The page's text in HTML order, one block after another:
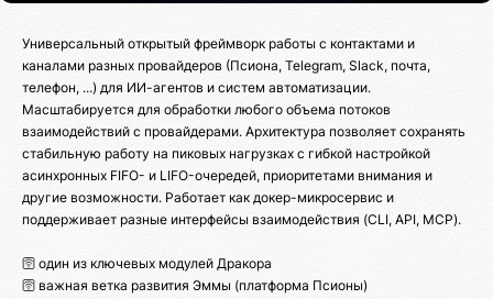
Универсальный открытый фреймворк работы с контактами и
каналами разных провайдеров (Псиона, Telegram, Slack, почта,
телефон, ...) для ИИ-агентов и систем автоматизации.
Масштабируется для обработки любого объема потоков
взаимодействий с провайдерами. Архитектура позволяет сохранять
стабильную работу на пиковых нагрузках с гибкой настройкой
асинхронных FIFO- и LIFO-очередей, приоритетами внимания и
другие возможности. Работает как докер-микросервис и
поддерживает разные интерфейсы взаимодействия (CLI, API, MCP).
🛜 один из ключевых модулей Дракора
🛜 важная ветка развития Эммы (платформа Псионы)